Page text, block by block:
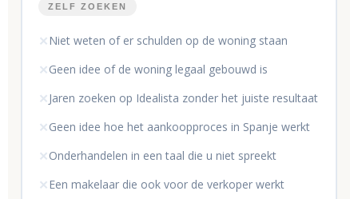
ZELF ZOEKEN
✕Niet weten of er schulden op de woning staan
✕Geen idee of de woning legaal gebouwd is
✕Jaren zoeken op Idealista zonder het juiste resultaat
✕Geen idee hoe het aankoopproces in Spanje werkt
✕Onderhandelen in een taal die u niet spreekt
✕Een makelaar die ook voor de verkoper werkt